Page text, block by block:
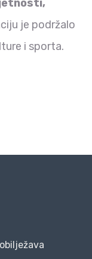
je podržalo
i sporta.